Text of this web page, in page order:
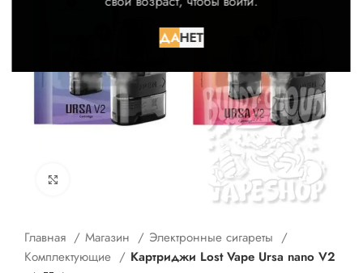
ДАНЕТ
Главная Магазин
Электронные сигареты
Комплектующие
Картриджи Lost Vape Ursa nano V2